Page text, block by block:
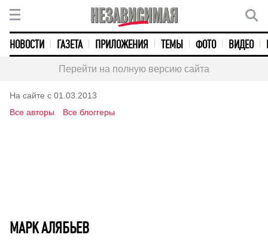
НОВОСТИ ГАЗЕТА ПРИЛОЖЕНИЯ ТЕМЫ ФОТО ВИДЕО
Перейти на полную версию сайта
На сайте с 01.03.2013
Все авторы
Все блоггеры
МАРК АЛЯБЬЕВ